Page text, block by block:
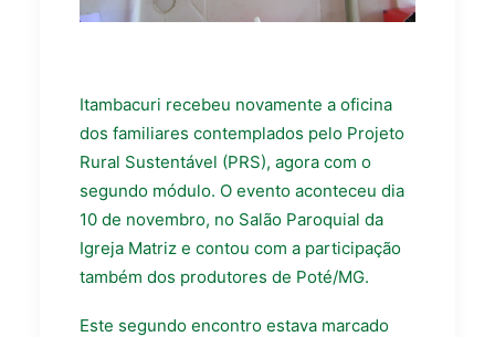
Itambacuri recebeu novamente a oficina
dos familiares contemplados pelo Projeto
Rural Sustentável (PRS), agora com o
segundo módulo. O evento aconteceu dia
10 de novembro, no Salão Paroquial da
Igreja Matriz e contou com a participação
também dos produtores de Poté/MG.
Este segundo encontro estava marcado